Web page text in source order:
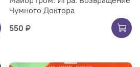
Чумного Доктора
550 ₽